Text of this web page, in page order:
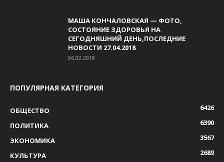
МАША КОНЧАЛОВСКАЯ — ФОТО,
СОСТОЯНИЕ ЗДОРОВЬЯ НА
СЕГОДНЯШНИЙ ДЕНЬ,ПОСЛЕДНИЕ
НОВОСТИ 27.04.2018
06.02.2018
ПОПУЛЯРНАЯ КАТЕГОРИЯ
ОБЩЕСТВО
6426
ПОЛИТИКА
6390
ЭКОНОМИКА
3567
КУЛЬТУРА
2689